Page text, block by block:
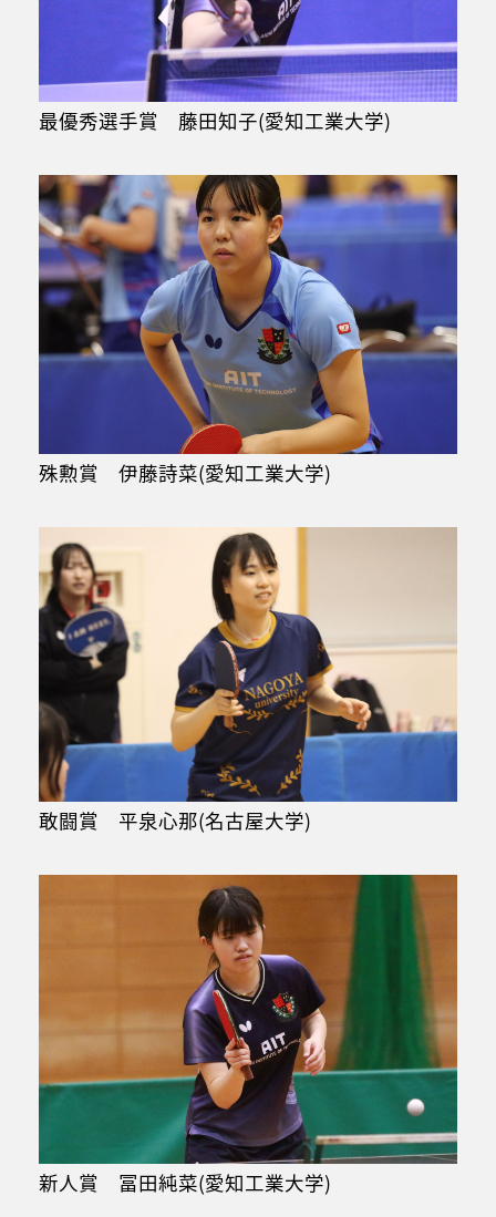
最優秀選手賞 藤田知子(愛知工業大学)
殊勲賞 伊藤詩菜(愛知工業大学)
敢闘賞 平泉心那(名古屋大学)
新人賞 冨田純菜(愛知工業大学)